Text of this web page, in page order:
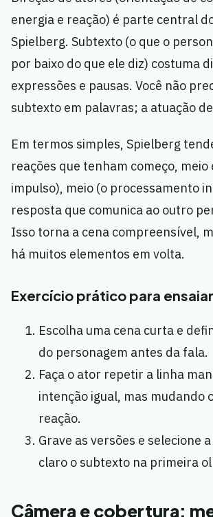
energia e reação) é parte central
Spielberg. Subtexto (o que o
por baixo do que ele diz) costuma
expressões e pausas. Você não
subtexto em palavras; a atuação
Em termos simples, Spielberg
reações que tenham começo, meio
impulso), meio (o processamento
resposta que comunica ao outro
Isso torna a cena compreensível,
há muitos elementos em volta.
Exercício prático para
Escolha uma cena curta e
do personagem antes da fala.
Faça o ator repetir a linha
intenção igual, mas mudando
reação.
Grave as versões e selecione
claro o subtexto na primeira
Câmera e cobertura: